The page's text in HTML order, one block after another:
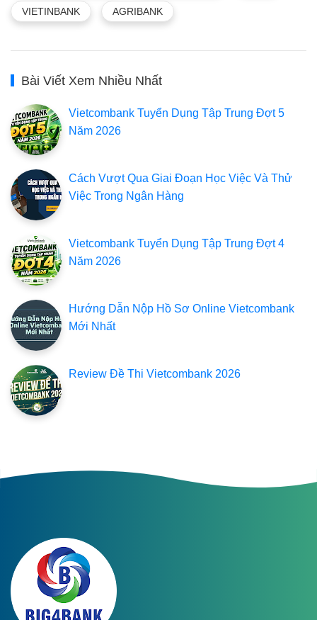
VIETINBANK AGRIBANK
Bài Viết Xem Nhiều Nhất
Vietcombank Tuyển Dụng Tập Trung Đợt 5
Năm 2026
Cách Vượt Qua Giai Đoạn Học Việc Và Thử
Việc Trong Ngân Hàng
Vietcombank Tuyển Dụng Tập Trung Đợt 4
Năm 2026
Hướng Dẫn Nộp Hồ Sơ Online Vietcombank
Mới Nhất
Review Đề Thi Vietcombank 2026